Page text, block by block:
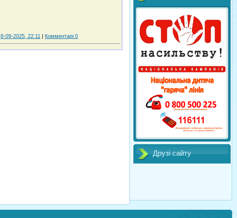
8-09-2025, 22:11 | Комментарі 0
Друзі сайту